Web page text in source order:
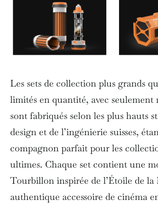
Les sets de collection plus grands
limités en quantité, avec seulement
sont fabriqués selon les plus hauts
design et de l’ingénierie suisses,
compagnon parfait pour les
ultimes. Chaque set contient une
Tourbillon inspirée de l’Étoile de
authentique accessoire de cinéma